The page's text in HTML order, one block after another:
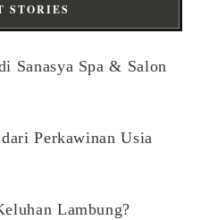
STORIES
Sanasya Spa & Salon
Perkawinan Usia
Lambung?